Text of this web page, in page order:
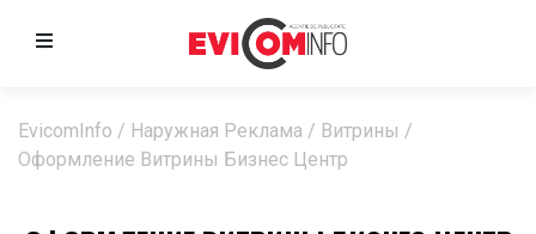
EvicomInfo / Наружная Реклама / Витрины /
Оформление Витрины Бизнес Центр